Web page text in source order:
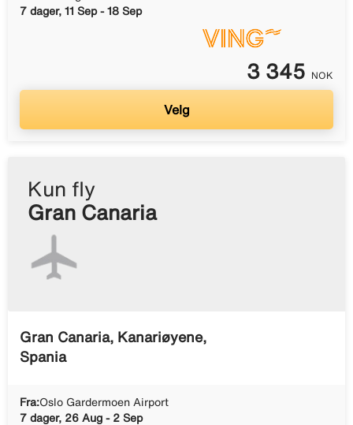
7 dager, 11 Sep - 18 Sep
3 345 NOK
Velg
Kun fly
Gran Canaria
Gran Canaria, Kanariøyene,
Spania
Fra:Oslo Gardermoen Airport
7 dager, 26 Aug - 2 Sep